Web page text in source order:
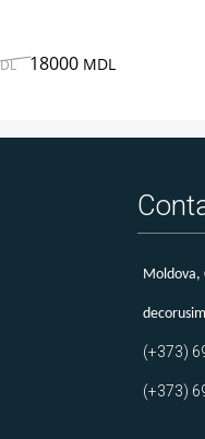
18000 MDL
Мoldova,
(+373)
(+373)